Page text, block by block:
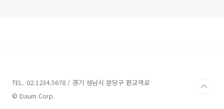
TEL. 02.1234.5678 / 경기 성남시 분당구 판교역로
© Daum Corp.